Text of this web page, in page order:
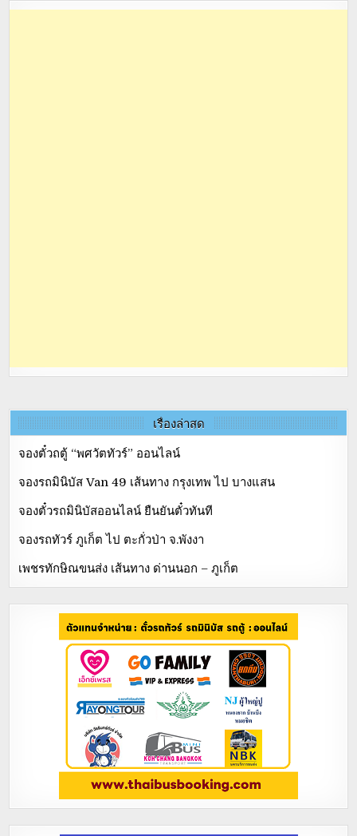
เรื่องล่าสุด
จองตั๋วถตู้ “พศวัตทัวร์” ออนไลน์
จองรถมินิบัส Van 49 เส้นทาง กรุงเทพ ไป บางแสน
จองตั๋วรถมินิบัสออนไลน์ ยืนยันตั๋วทันที
จองรถทัวร์ ภูเก็ต ไป ตะกั่วป่า จ.พังงา
เพชรทักษิณขนส่ง เส้นทาง ด่านนอก – ภูเก็ต